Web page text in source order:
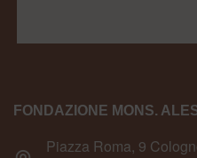
FONDAZIONE MONS.
Piazza Roma, 9